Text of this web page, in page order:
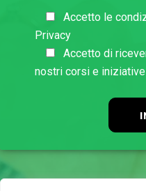
Accetto le
Privacy
Accetto di
nostri corsi e iniziative